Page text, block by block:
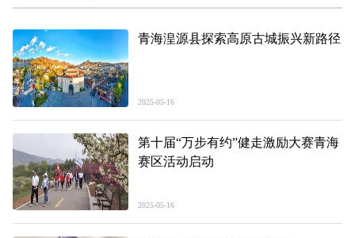
青海湟源县探索高原古城振兴新路径
2025-05-16
第十届“万步有约”健走激励大赛青海
赛区活动启动
2025-05-16